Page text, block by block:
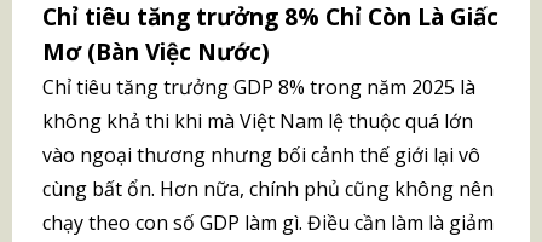
Chỉ tiêu tăng trưởng 8% Chỉ Còn Là Giấc
Mơ (Bàn Việc Nước)
Chỉ tiêu tăng trưởng GDP 8% trong năm 2025 là
không khả thi khi mà Việt Nam lệ thuộc quá lớn
vào ngoại thương nhưng bối cảnh thế giới lại vô
cùng bất ổn. Hơn nữa, chính phủ cũng không nên
chạy theo con số GDP làm gì. Điều cần làm là giảm